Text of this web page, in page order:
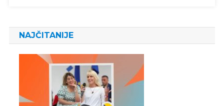
NAJČITANIJE